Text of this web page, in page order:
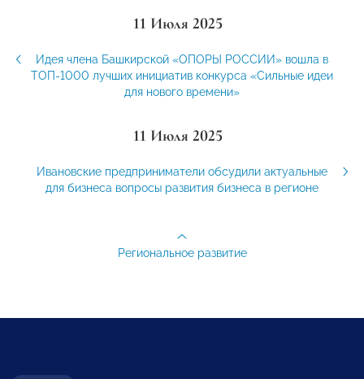
11 Июля 2025
Идея члена Башкирской «ОПОРЫ РОССИИ» вошла в
ТОП-1000 лучших инициатив конкурса «Сильные идеи
для нового времени»
11 Июля 2025
Ивановские предприниматели обсудили актуальные
для бизнеса вопросы развития бизнеса в регионе
Региональное развитие